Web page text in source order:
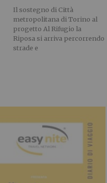
Il sostegno di Città
metropolitana di Torino al
progetto Al Rifugio la
Riposa si arriva percorrendo
strade e